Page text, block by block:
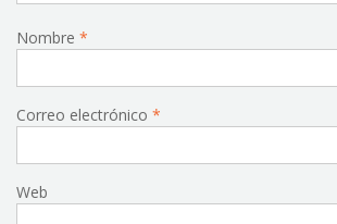
Nombre *
Correo electrónico *
Web